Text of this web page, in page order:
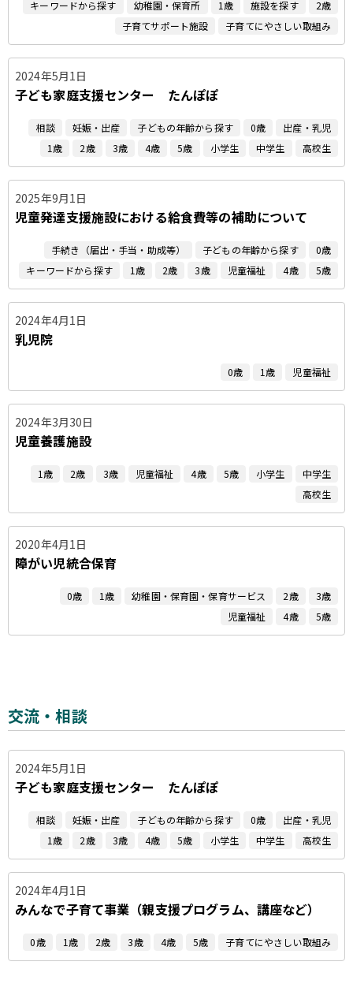
キーワードから探す
幼稚園・保育所 1歳 施設を探す
2歳
子育てサポート施設
子育てにやさしい取組み
2024年5月1日
子ども家庭支援センター たんぽぽ
相談 妊娠・出産 子どもの年齢から探す 0歳
出産・乳児
1歳
2歳 3歳 4歳 5歳 小学生 中学生 高校生
2025年9月1日
児童発達支援施設における給食費等の補助について
手続き（届出・手当・助成等） 子どもの年齢から探す
0歳
キーワードから探す
1歳 2歳 3歳 児童福祉 4歳 5歳
2024年4月1日
乳児院
0歳 1歳 児童福祉
2024年3月30日
児童養護施設
1歳 2歳 3歳 児童福祉 4歳 5歳 小学生
中学生
高校生
2020年4月1日
障がい児統合保育
0歳 1歳 幼稚園・保育園・保育サービス 2歳
3歳
児童福祉
4歳 5歳
交流・相談
2024年5月1日
子ども家庭支援センター たんぽぽ
相談 妊娠・出産 子どもの年齢から探す 0歳
出産・乳児
1歳
2歳 3歳 4歳 5歳 小学生 中学生 高校生
2024年4月1日
みんなで子育て事業（親支援プログラム、講座など）
0歳 1歳 2歳 3歳 4歳 5歳 子育てにやさしい取組み